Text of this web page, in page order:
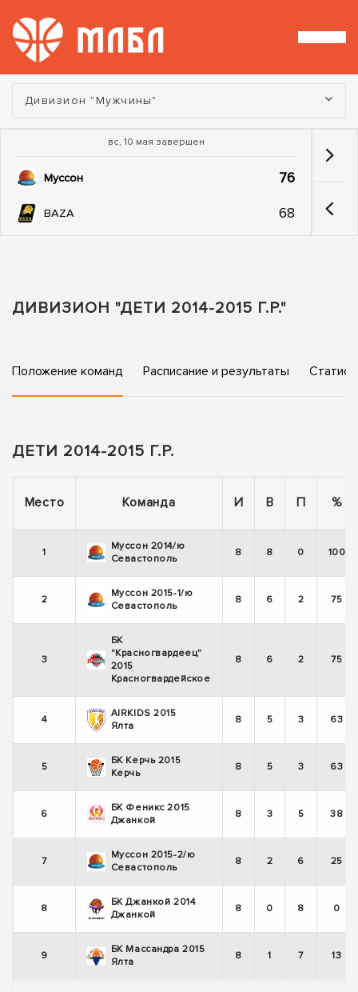
Турнир:
Дивизион "Мужчины"
вс, 10 мая завершен
Муссон 76
BAZA 68
ДИВИЗИОН "ДЕТИ 2014-2015 Г.Р."
Положение команд Расписание и результаты
ДЕТИ 2014-2015 Г.Р.
Место Команда И В П %
1
Муссон 2014/ю
Севастополь
8 8 0 100
2
Муссон 2015-1/ю
Севастополь
8 6 2 75
3
БК
"Красногвардеец"
2015
Красногвардейское
8 6 2 75
4
AIRKIDS 2015
Ялта
8 5 3 63
5
БК Керчь 2015
Керчь
8 5 3 63
6
БК Феникс 2015
Джанкой
8 3 5 38
7
Муссон 2015-2/ю
Севастополь
8 2 6 25
8
БК Джанкой 2014
Джанкой
8 0 8 0
9
БК Массандра 2015
Ялта
8 1 7 13